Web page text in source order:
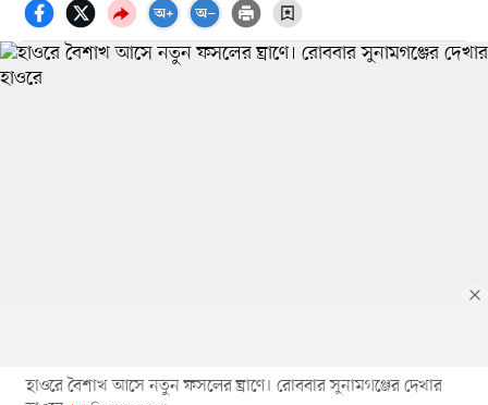
হাওরে বৈশাখ আসে নতুন ফসলের ঘ্রাণে। রোববার সুনামগঞ্জের দেখার